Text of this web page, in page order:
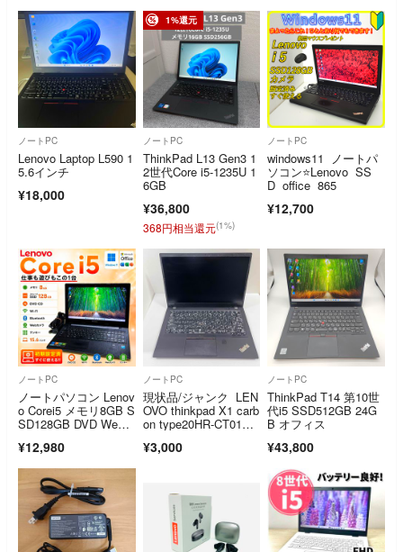
ノートPC
Lenovo Laptop L590 1
5.6インチ
¥18,000
1%還元
ノートPC
ThinkPad L13 Gen3 1
2世代Core i5-1235U 1
6GB
¥36,800
368円相当還元(1%)
ノートPC
windows11 ノートパ
ソコン⭐️Lenovo SS
D office 865
¥12,700
ノートPC
ノートパソコン Lenov
o Corei5 メモリ8GB S
SD128GB DVD Web
ffice
¥12,980
ノートPC
現状品/ジャンク LEN
OVO thinkpad X1 carb
on type20HR-CT01W
¥3,000
ノートPC
ThinkPad T14 第10世
代i5 SSD512GB 24G
B オフィス
¥43,800